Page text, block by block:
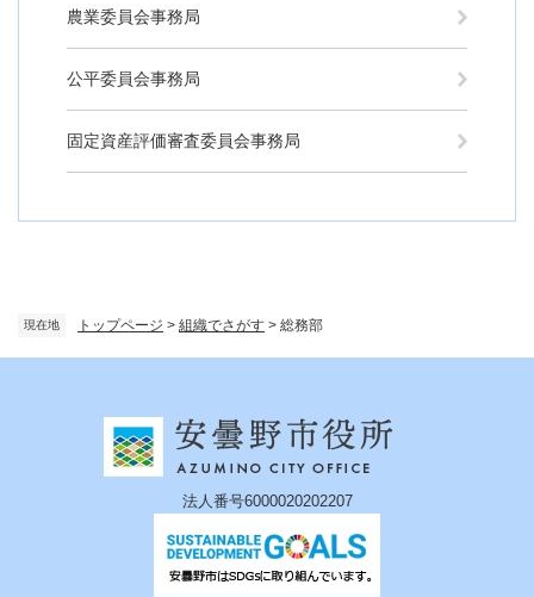
現在地 トップページ > 組織でさがす > 総務部
農業委員会事務局
公平委員会事務局
固定資産評価審査委員会事務局
法人番号6000020202207